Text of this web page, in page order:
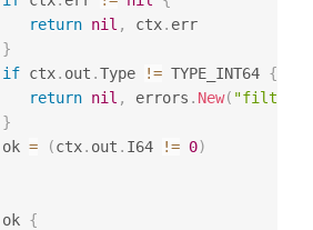
return nil , ctx. err
}
if ctx. out .Type != TYPE_INT64 {
return nil , errors . New( "filter is
}
= (ctx. out . I64 != 0)
ok {